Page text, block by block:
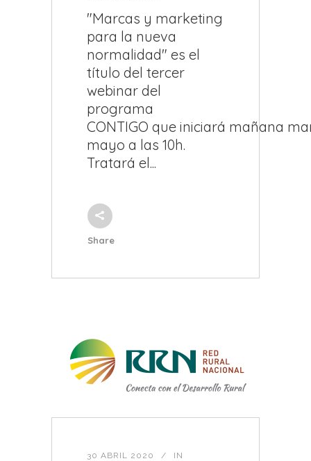
"Marcas y marketing
para la nueva
normalidad" es el
título del tercer
webinar del
programa
CONTIGO que iniciará mañana
mayo a las 10h.
Tratará el...
Share
30 ABRIL 2020
IN